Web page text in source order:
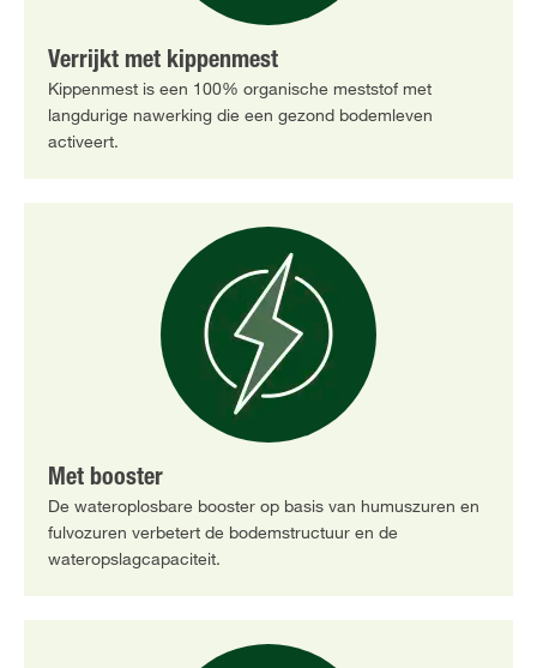
Verrijkt met kippenmest
Kippenmest is een 100% organische meststof met
langdurige nawerking die een gezond bodemleven
activeert.
Met booster
De wateroplosbare booster op basis van humuszuren en
fulvozuren verbetert de bodemstructuur en de
wateropslagcapaciteit.